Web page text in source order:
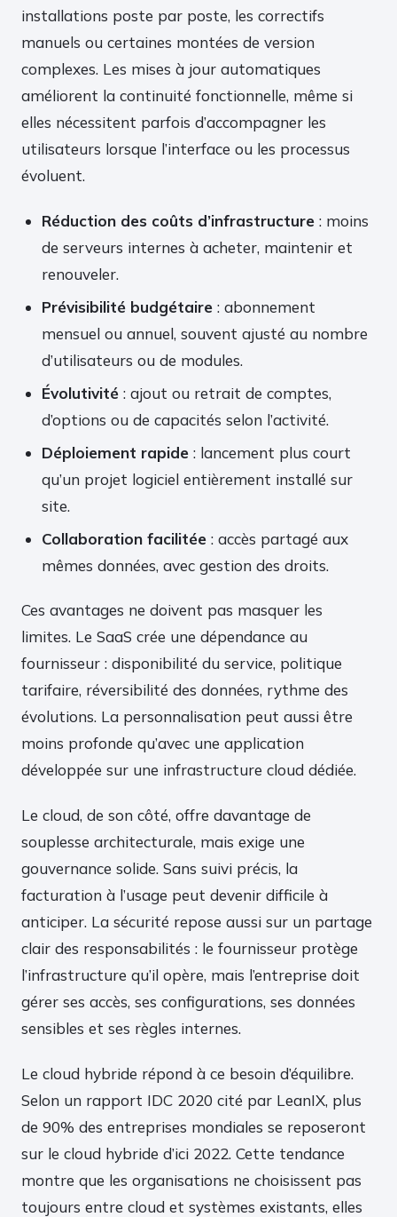
installations poste par poste, les correctifs
manuels ou certaines montées de version
complexes. Les mises à jour automatiques
améliorent la continuité fonctionnelle, même si
elles nécessitent parfois d’accompagner les
utilisateurs lorsque l’interface ou les processus
évoluent.
Réduction des coûts d’infrastructure : moins
de serveurs internes à acheter, maintenir et
renouveler.
Prévisibilité budgétaire : abonnement
mensuel ou annuel, souvent ajusté au nombre
d’utilisateurs ou de modules.
Évolutivité : ajout ou retrait de comptes,
d’options ou de capacités selon l’activité.
Déploiement rapide : lancement plus court
qu’un projet logiciel entièrement installé sur
site.
Collaboration facilitée : accès partagé aux
mêmes données, avec gestion des droits.
Ces avantages ne doivent pas masquer les
limites. Le SaaS crée une dépendance au
fournisseur : disponibilité du service, politique
tarifaire, réversibilité des données, rythme des
évolutions. La personnalisation peut aussi être
moins profonde qu’avec une application
développée sur une infrastructure cloud dédiée.
Le cloud, de son côté, offre davantage de
souplesse architecturale, mais exige une
gouvernance solide. Sans suivi précis, la
facturation à l’usage peut devenir difficile à
anticiper. La sécurité repose aussi sur un partage
clair des responsabilités : le fournisseur protège
l’infrastructure qu’il opère, mais l’entreprise doit
gérer ses accès, ses configurations, ses données
sensibles et ses règles internes.
Le cloud hybride répond à ce besoin d’équilibre.
Selon un rapport IDC 2020 cité par LeanIX, plus
de 90% des entreprises mondiales se reposeront
sur le cloud hybride d’ici 2022. Cette tendance
montre que les organisations ne choisissent pas
toujours entre cloud et systèmes existants, elles